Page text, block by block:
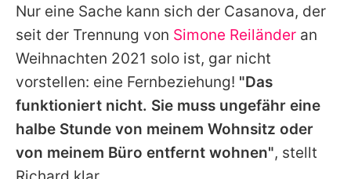
Nur eine Sache kann sich der Casanova, der
seit der Trennung von Simone Reiländer an
Weihnachten 2021 solo ist, gar nicht
vorstellen: eine Fernbeziehung! "Das
funktioniert nicht. Sie muss ungefähr eine
halbe Stunde von meinem Wohnsitz oder
von meinem Büro entfernt wohnen", stellt